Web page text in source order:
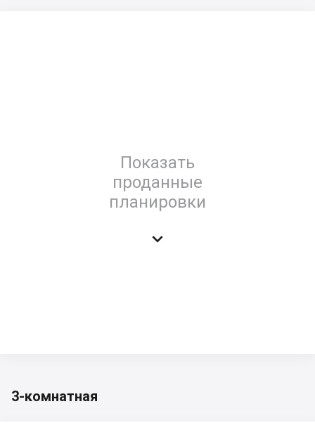
Показать
проданные
планировки

3-комнатная